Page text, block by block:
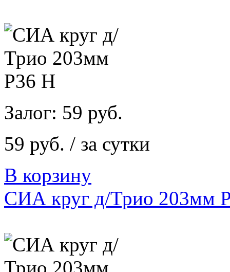
Залог: 59 руб.
59 руб. / за сутки
В корзину
СИА круг д/Трио 203мм